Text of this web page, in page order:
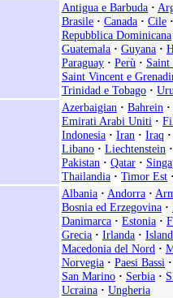
Antigua e Barbuda ·
Brasile · Canada · Cile ·
Repubblica Dominicana
Guatemala · Guyana ·
Paraguay · Perù ·
Saint Vincent e
Trinidad e Tobago ·
Azerbaigian · Bahrein ·
Emirati Arabi Uniti ·
Indonesia · Iran · Iraq ·
Libano · Liechtenstein ·
Pakistan · Qatar ·
Thailandia · Timor Est
Albania · Andorra ·
Bosnia ed Erzegovina ·
Danimarca · Estonia ·
Grecia · Irlanda ·
Macedonia del Nord ·
Norvegia · Paesi Bassi ·
San Marino · Serbia ·
Ucraina · Ungheria